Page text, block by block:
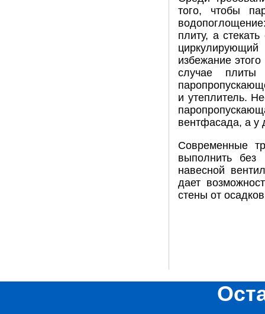
того, чтобы
плиту, а
избежание
случае плиты
и утеплитель.
вентфасада, а у
Современные
выполнить без
навесной
дает
стены от